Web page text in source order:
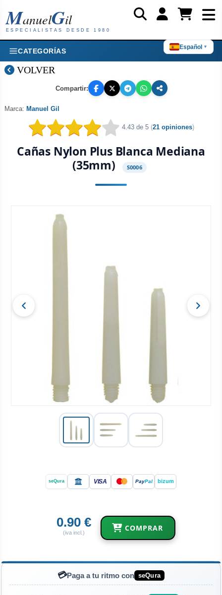
Español ▼
ManuelGil
ESPECIALISTAS DESDE 1980
CATEGORÍAS
VOLVER
Compartir:
seQura VISA PayPal bizum
0.90 €
(iva incl.) COMPRAR
💳Paga a tu ritmo con seQura
4.43 de 5 (21 opiniones)
Cañas Nylon Plus Blanca Mediana
(35mm)
S0006
Marca: Manuel Gil